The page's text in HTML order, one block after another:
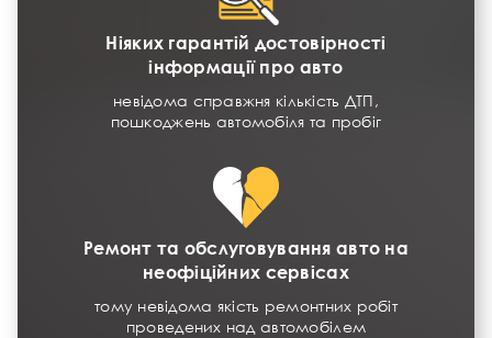
Ніяких гарантій достовірності
інформації про авто
невідома справжня кількість ДТП,
пошкоджень автомобіля та пробіг
Ремонт та обслуговування авто на
неофіційних сервісах
тому невідома якість ремонтних робіт
проведених над автомобілем